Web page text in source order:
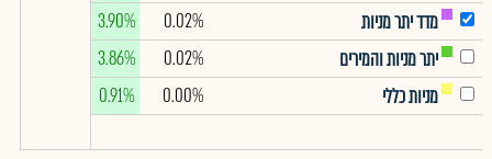
מדד יתר מניות
0.02%
3.90%
יתר מניות והמירים
0.02%
3.86%
מניות כללי
0.00%
0.91%